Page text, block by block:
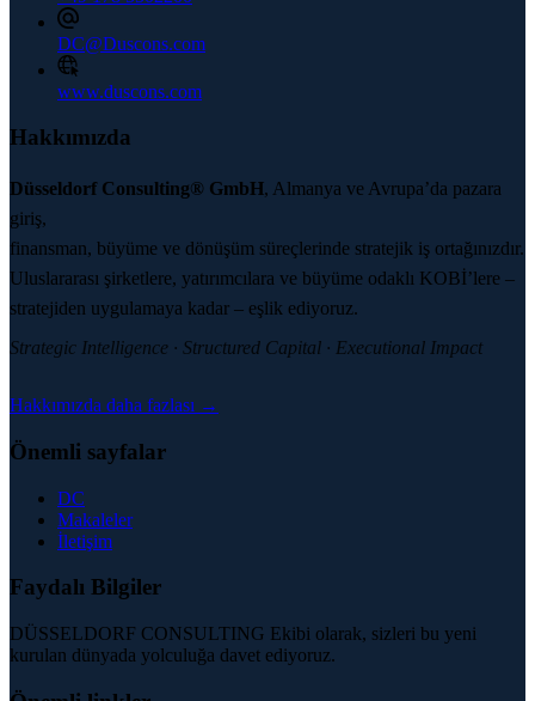
DC@Duscons.com
www.duscons.com
Hakkımızda
Düsseldorf Consulting® GmbH, Almanya ve Avrupa’da pazara
giriş,
finansman, büyüme ve dönüşüm süreçlerinde stratejik iş ortağınızdır.
Uluslararası şirketlere, yatırımcılara ve büyüme odaklı KOBİ’lere –
stratejiden uygulamaya kadar – eşlik ediyoruz.
Strategic Intelligence · Structured Capital · Executional Impact
Hakkımızda daha fazlası →
Önemli sayfalar
DC
Makaleler
İletişim
Faydalı Bilgiler
DÜSSELDORF CONSULTING Ekibi olarak, sizleri bu yeni
kurulan dünyada yolculuğa davet ediyoruz.